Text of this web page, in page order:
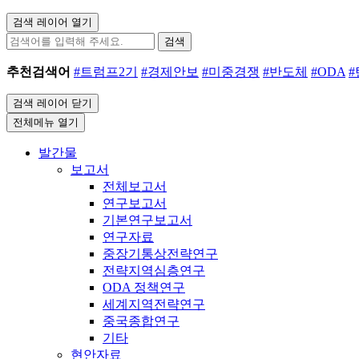
검색 레이어 열기
검색
추천검색어 #트럼프2기 #경제안보 #미중경쟁 #반도체 #ODA #
검색 레이어 닫기
전체메뉴 열기
발간물
보고서
전체보고서
연구보고서
기본연구보고서
연구자료
중장기통상전략연구
전략지역심층연구
ODA 정책연구
세계지역전략연구
중국종합연구
기타
현안자료